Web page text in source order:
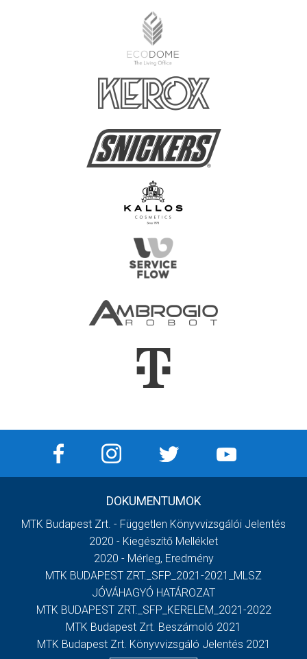
DOKUMENTUMOK
MTK Budapest Zrt. - Független Könyvvizsgálói Jelentés
2020 - Kiegészítő Melléklet
2020 - Mérleg, Eredmény
MTK BUDAPEST ZRT._SFP_2021-2021_MLSZ
JÓVÁHAGYÓ HATÁROZAT
MTK BUDAPEST ZRT._SFP_KERELEM_2021-2022
MTK Budapest Zrt. Beszámoló 2021
MTK Budapest Zrt. Könyvvizsgáló Jelentés 2021